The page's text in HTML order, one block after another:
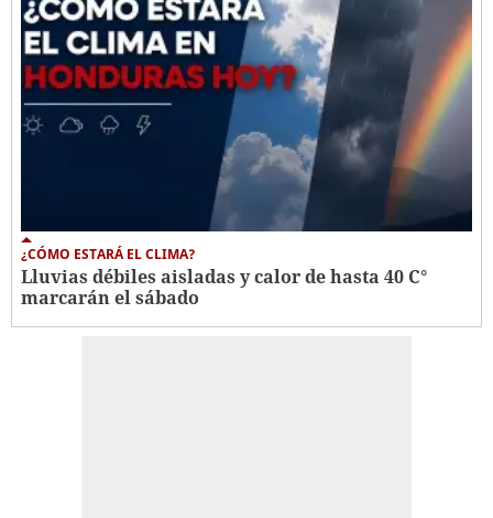
¿CÓMO ESTARÁ EL CLIMA?
Lluvias débiles aisladas y calor de hasta 40 C°
marcarán el sábado